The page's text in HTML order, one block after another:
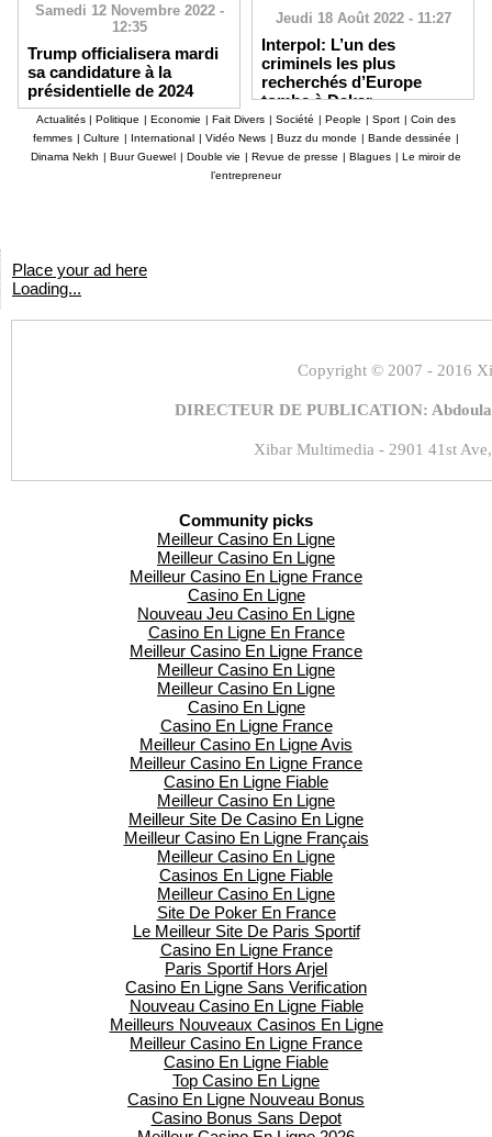
Samedi 12 Novembre 2022 -
12:35
Trump officialisera mardi
sa candidature à la
présidentielle de 2024
Jeudi 18 Août 2022 - 11:27
Interpol: L’un des
criminels les plus
recherchés d’Europe
tombe à Dakar
Actualités Politique Economie Fait Divers Société People Sport
Coin des
femmes
Culture International Vidéo News Buzz du monde Bande dessinée
Dinama Nekh
Buur Guewel Double vie Revue de presse Blagues
Le miroir de
l’entrepreneur
Place your ad here
Loading...
Copyright © 2007 - 2016
DIRECTEUR DE PUBLICATION:
Xibar Multimedia - 2901 41st
Community picks
Meilleur Casino En Ligne
Meilleur Casino En Ligne
Meilleur Casino En Ligne France
Casino En Ligne
Nouveau Jeu Casino En Ligne
Casino En Ligne En France
Meilleur Casino En Ligne France
Meilleur Casino En Ligne
Meilleur Casino En Ligne
Casino En Ligne
Casino En Ligne France
Meilleur Casino En Ligne Avis
Meilleur Casino En Ligne France
Casino En Ligne Fiable
Meilleur Casino En Ligne
Meilleur Site De Casino En Ligne
Meilleur Casino En Ligne Français
Meilleur Casino En Ligne
Casinos En Ligne Fiable
Meilleur Casino En Ligne
Site De Poker En France
Le Meilleur Site De Paris Sportif
Casino En Ligne France
Paris Sportif Hors Arjel
Casino En Ligne Sans Verification
Nouveau Casino En Ligne Fiable
Meilleurs Nouveaux Casinos En Ligne
Meilleur Casino En Ligne France
Casino En Ligne Fiable
Top Casino En Ligne
Casino En Ligne Nouveau Bonus
Casino Bonus Sans Depot